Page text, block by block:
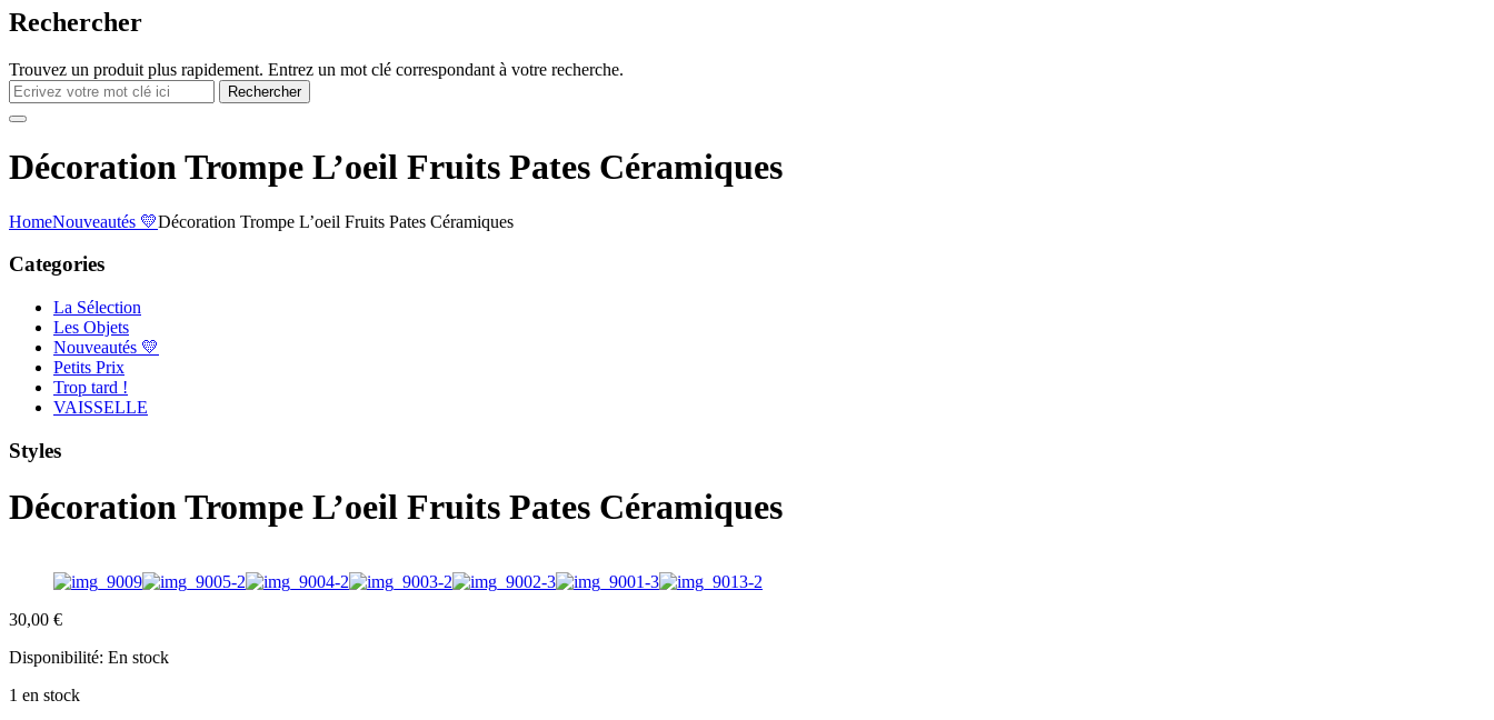
Rechercher
Trouvez un produit plus rapidement. Entrez un mot clé correspondant à votre recherche.
Rechercher
Décoration Trompe L’oeil Fruits Pates Céramiques
HomeNouveautés 💛Décoration Trompe L’oeil Fruits Pates Céramiques
Categories
La Sélection
Les Objets
Nouveautés 💛
Petits Prix
Trop tard !
VAISSELLE
Styles
Décoration Trompe L’oeil Fruits Pates Céramiques
30,00 €
Disponibilité: En stock
1 en stock